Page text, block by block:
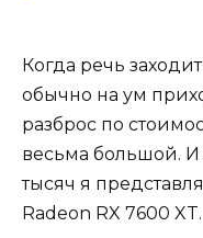
Когда речь
обычно на ум
разброс по
весьма большой. И
тысяч я
Radeon RX 7600 XT.